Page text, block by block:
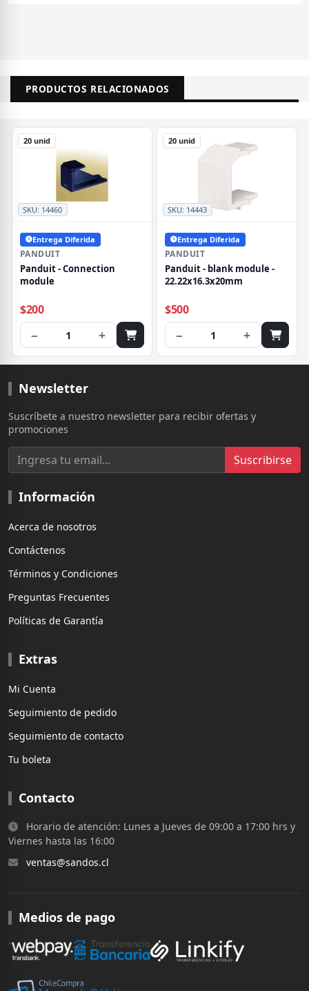
PRODUCTOS RELACIONADOS
SKU: 14460
20 unid
Entrega Diferida
PANDUIT
Panduit - Connection
module
$200
− 1 +
SKU: 14443
20 unid
Entrega Diferida
PANDUIT
Panduit - blank module -
22.22x16.3x20mm
$500
− 1 +
Newsletter
Suscríbete a nuestro newsletter para recibir ofertas y
promociones
Suscribirse
Información
Acerca de nosotros
Contáctenos
Términos y Condiciones
Preguntas Frecuentes
Políticas de Garantía
Extras
Mi Cuenta
Seguimiento de pedido
Seguimiento de contacto
Tu boleta
Contacto
Horario de atención: Lunes a Jueves de 09:00 a 17:00 hrs y
Viernes hasta las 16:00
ventas@sandos.cl
Medios de pago